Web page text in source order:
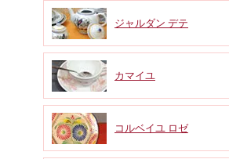
ジャルダン デテ
カマイユ
コルベイユ ロゼ